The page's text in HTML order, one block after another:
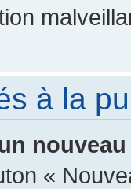
à la
«